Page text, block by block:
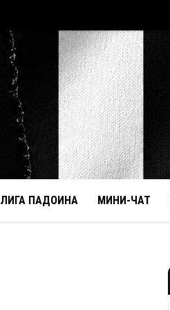
ЛИГА ПАДОИНА МИНИ-ЧАТ